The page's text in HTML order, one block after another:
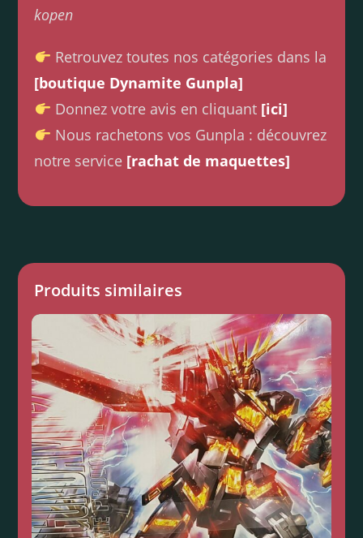
kopen
Retrouvez toutes nos catégories dans la
[boutique Dynamite Gunpla]
Donnez votre avis en cliquant [ici]
Nous rachetons vos Gunpla : découvrez
notre service [rachat de maquettes]
Produits similaires